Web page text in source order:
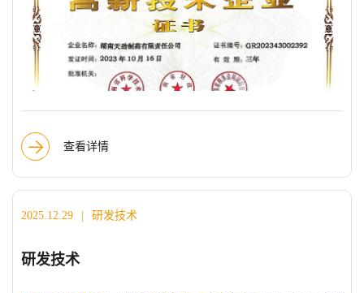
查看详情
2025.12.29 研发技术
研发技术